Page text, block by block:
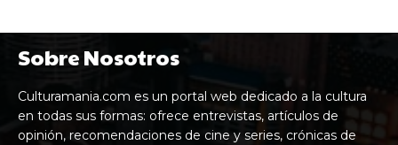
Sobre Nosotros
Culturamania.com es un portal web dedicado a la cultura
en todas sus formas: ofrece entrevistas, artículos de
opinión, recomendaciones de cine y series, crónicas de